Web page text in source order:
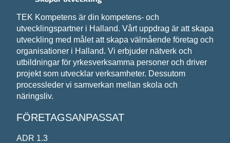
TEK Kompetens är din kompetens- och
utvecklingspartner i Halland. Vårt uppdrag är att skapa
utveckling med målet att skapa välmående företag och
organisationer i Halland. Vi erbjuder nätverk och
utbildningar för yrkesverksamma personer och driver
projekt som utvecklar verksamheter. Dessutom
processleder vi samverkan mellan skola och
näringsliv.
FÖRETAGSANPASSAT
ADR 1.3